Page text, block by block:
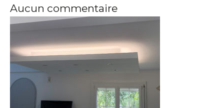
Aucun commentaire